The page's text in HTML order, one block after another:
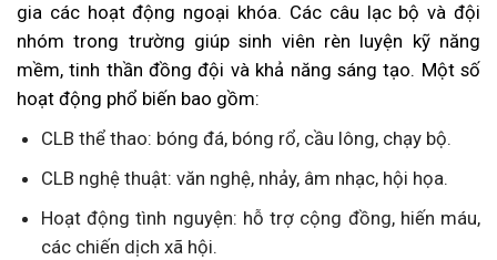
gia các hoạt động ngoại khóa. Các câu lạc bộ và đội
nhóm trong trường giúp sinh viên rèn luyện kỹ năng
mềm, tinh thần đồng đội và khả năng sáng tạo. Một số
hoạt động phổ biến bao gồm:
CLB thể thao: bóng đá, bóng rổ, cầu lông, chạy bộ.
CLB nghệ thuật: văn nghệ, nhảy, âm nhạc, hội họa.
Hoạt động tình nguyện: hỗ trợ cộng đồng, hiến máu,
các chiến dịch xã hội.